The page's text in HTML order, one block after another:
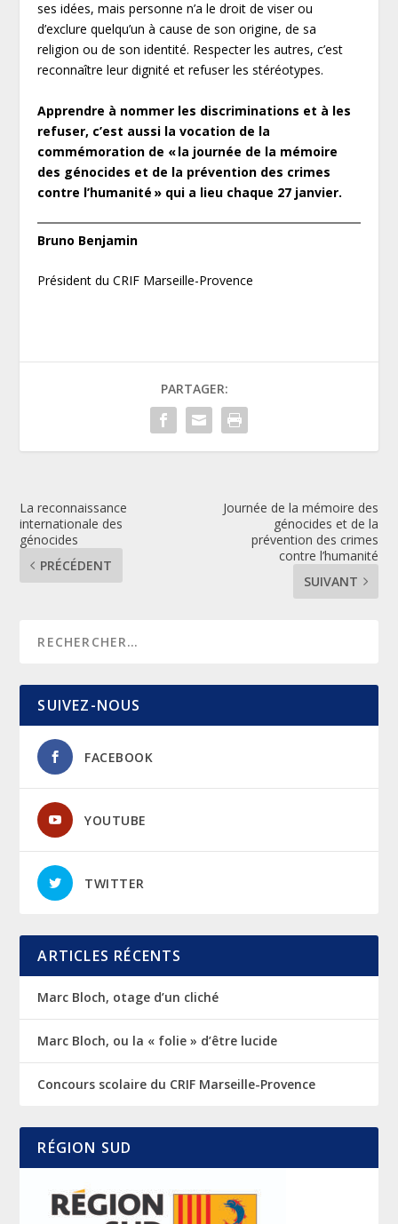
ses idées, mais personne n’a le droit de viser ou
d’exclure quelqu’un à cause de son origine, de sa
religion ou de son identité. Respecter les autres, c’est
reconnaître leur dignité et refuser les stéréotypes.
Apprendre à nommer les discriminations et à les
refuser, c’est aussi la vocation de la
commémoration de « la journée de la mémoire
des génocides et de la prévention des crimes
contre l’humanité » qui a lieu chaque 27 janvier.
Bruno Benjamin
Président du CRIF Marseille-Provence
PARTAGER:
La reconnaissance
internationale des
génocides
PRÉCÉDENT
Journée de la mémoire des
génocides et de la
prévention des crimes
contre l’humanité
SUIVANT
SUIVEZ-NOUS
FACEBOOK
YOUTUBE
TWITTER
ARTICLES RÉCENTS
Marc Bloch, otage d’un cliché
Marc Bloch, ou la « folie » d’être lucide
Concours scolaire du CRIF Marseille-Provence
RÉGION SUD